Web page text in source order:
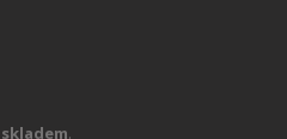
skladem.